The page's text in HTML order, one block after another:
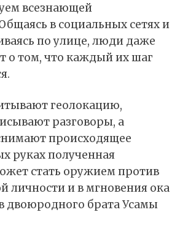
всезнающей
в социальных сетях и
по улице, люди даже
о том, что каждый их шаг
геолокацию,
разговоры, а
происходящее
руках полученная
стать оружием против
личности и в мгновения ока
двоюродного брата Усамы